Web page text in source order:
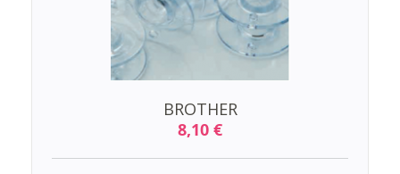
BROTHER
8,10 €